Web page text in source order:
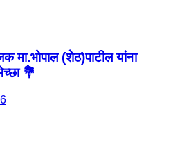
मा.भोपाल (शेठ)पाटील यांना
💐